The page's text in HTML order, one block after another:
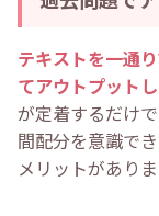
テキストを一通
てアウトプット
が定着するだけ
間配分を意識で
メリットがありま